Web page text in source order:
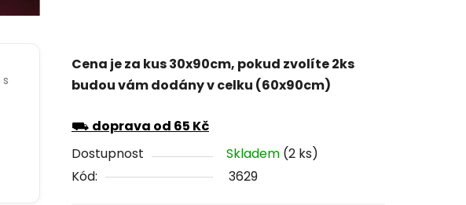
hvězdiček.
Cena je za kus 30x90cm, pokud zvolíte 2ks
budou vám dodány v celku (60x90cm)
⛟ doprava od 65 Kč
Dostupnost
Skladem (2 ks)
Kód:
3629